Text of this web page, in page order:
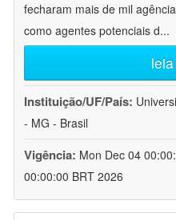
fecharam mais de mil
como agentes potenciais d...
Instituição/UF/País:
- MG - Brasil
Vigência: Mon Dec 04
00:00:00 BRT 2026